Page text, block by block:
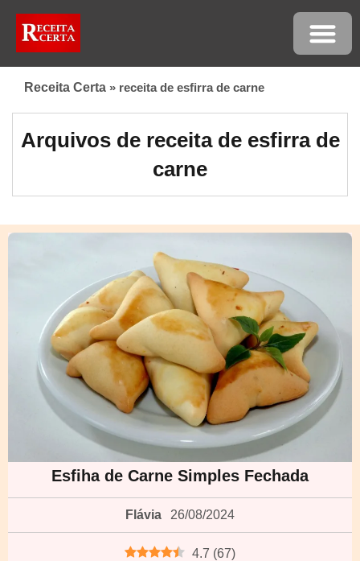
Receita Certa » receita de esfirra de carne
Arquivos de receita de esfirra de
carne
Esfiha de Carne Simples Fechada
Flávia 26/08/2024
4.7 (67)